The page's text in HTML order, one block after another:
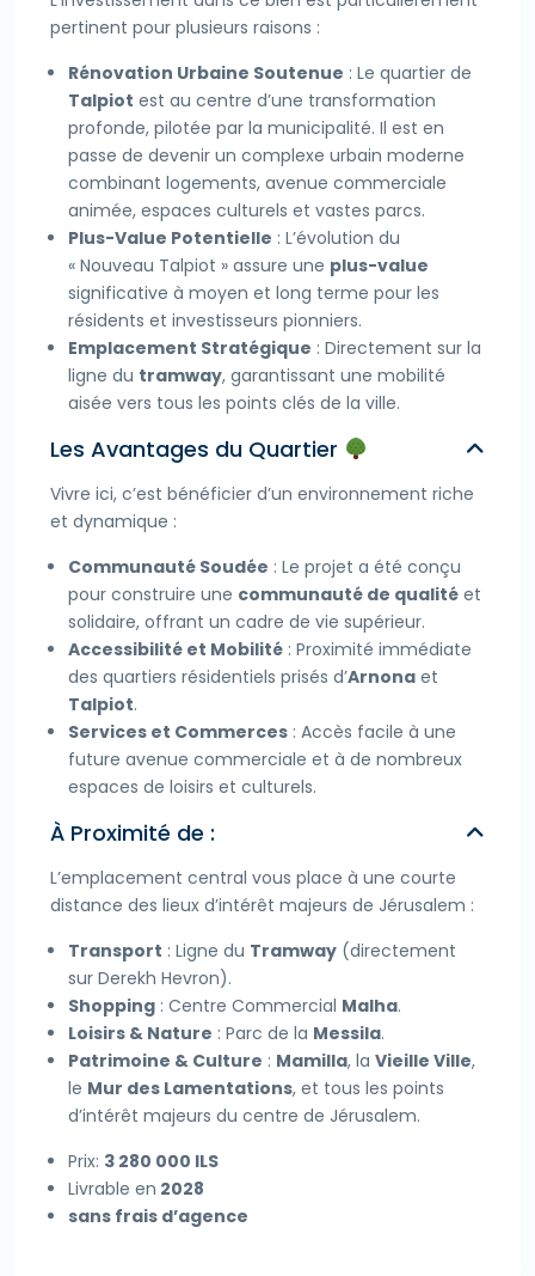
pertinent pour plusieurs raisons :
Rénovation Urbaine Soutenue : Le quartier de
Talpiot est au centre d’une transformation
profonde, pilotée par la municipalité. Il est en
passe de devenir un complexe urbain moderne
combinant logements, avenue commerciale
animée, espaces culturels et vastes parcs.
Plus-Value Potentielle : L’évolution du
« Nouveau Talpiot » assure une plus-value
significative à moyen et long terme pour les
résidents et investisseurs pionniers.
Emplacement Stratégique : Directement sur la
ligne du tramway, garantissant une mobilité
aisée vers tous les points clés de la ville.
Les Avantages du Quartier
Vivre ici, c’est bénéficier d’un environnement riche
et dynamique :
Communauté Soudée : Le projet a été conçu
pour construire une communauté de qualité et
solidaire, offrant un cadre de vie supérieur.
Accessibilité et Mobilité : Proximité immédiate
des quartiers résidentiels prisés d’Arnona et
Talpiot.
Services et Commerces : Accès facile à une
future avenue commerciale et à de nombreux
espaces de loisirs et culturels.
À Proximité de :
L’emplacement central vous place à une courte
distance des lieux d’intérêt majeurs de Jérusalem :
Transport : Ligne du Tramway (directement
sur Derekh Hevron).
Shopping : Centre Commercial Malha.
Loisirs & Nature : Parc de la Messila.
Patrimoine & Culture : Mamilla, la Vieille Ville,
le Mur des Lamentations, et tous les points
d’intérêt majeurs du centre de Jérusalem.
Prix: 3 280 000 ILS
Livrable en 2028
sans frais d’agence